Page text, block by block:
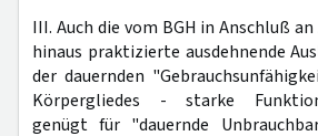
III. Auch die vom BGH in Anschluß an
hinaus praktizierte ausdehnende
der dauernden
Körpergliedes - starke
genügt für "dauernde